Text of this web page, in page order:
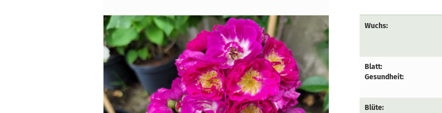
Wuchs:
Blatt:
Gesundheit:
Blüte: